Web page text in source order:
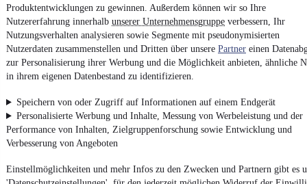
Produktentwicklungen zu gewinnen. Außerdem können wir so Ihre
Nutzererfahrung innerhalb unserer Unternehmensgruppe verbessern, Ihr
Nutzungsverhalten analysieren sowie Segmente mit pseudonymisierten
Nutzerdaten zusammenstellen und Dritten über unsere Partner einen
zur Personalisierung ihrer Werbung und die Möglichkeit anbieten, ähnliche
in ihrem eigenen Datenbestand zu identifizieren.
Speichern von oder Zugriff auf Informationen auf einem Endgerät
Personalisierte Werbung und Inhalte, Messung von Werbeleistung und der
Performance von Inhalten, Zielgruppenforschung sowie Entwicklung und
Verbesserung von Angeboten
Einstellmöglichkeiten und mehr Infos zu den Zwecken und Partnern gibt es
Impressum
AGB
Vertrag widerrufen
Datenschutz
Datenschutzeinstellungen
Erklärung zur Barrierefreiheit